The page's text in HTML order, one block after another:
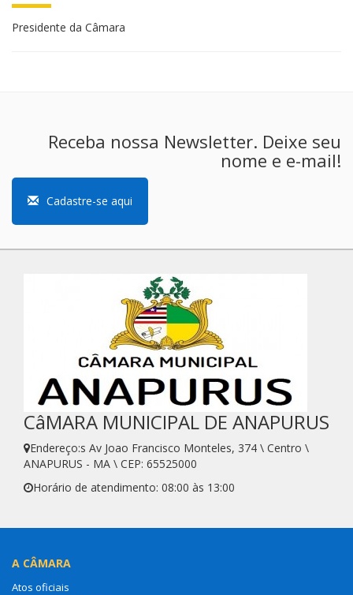
Presidente da Câmara
Receba nossa Newsletter. Deixe seu
nome e e-mail!
Cadastre-se aqui
CâMARA MUNICIPAL DE ANAPURUS
Endereço:s Av Joao Francisco Monteles, 374 \ Centro \
ANAPURUS - MA \ CEP: 65525000
Horário de atendimento: 08:00 às 13:00
A CÂMARA
Atos oficiais